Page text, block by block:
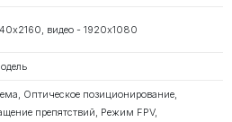
видео - 1920х1080
Оптическое позиционирование,
препятствий, Режим FPV,